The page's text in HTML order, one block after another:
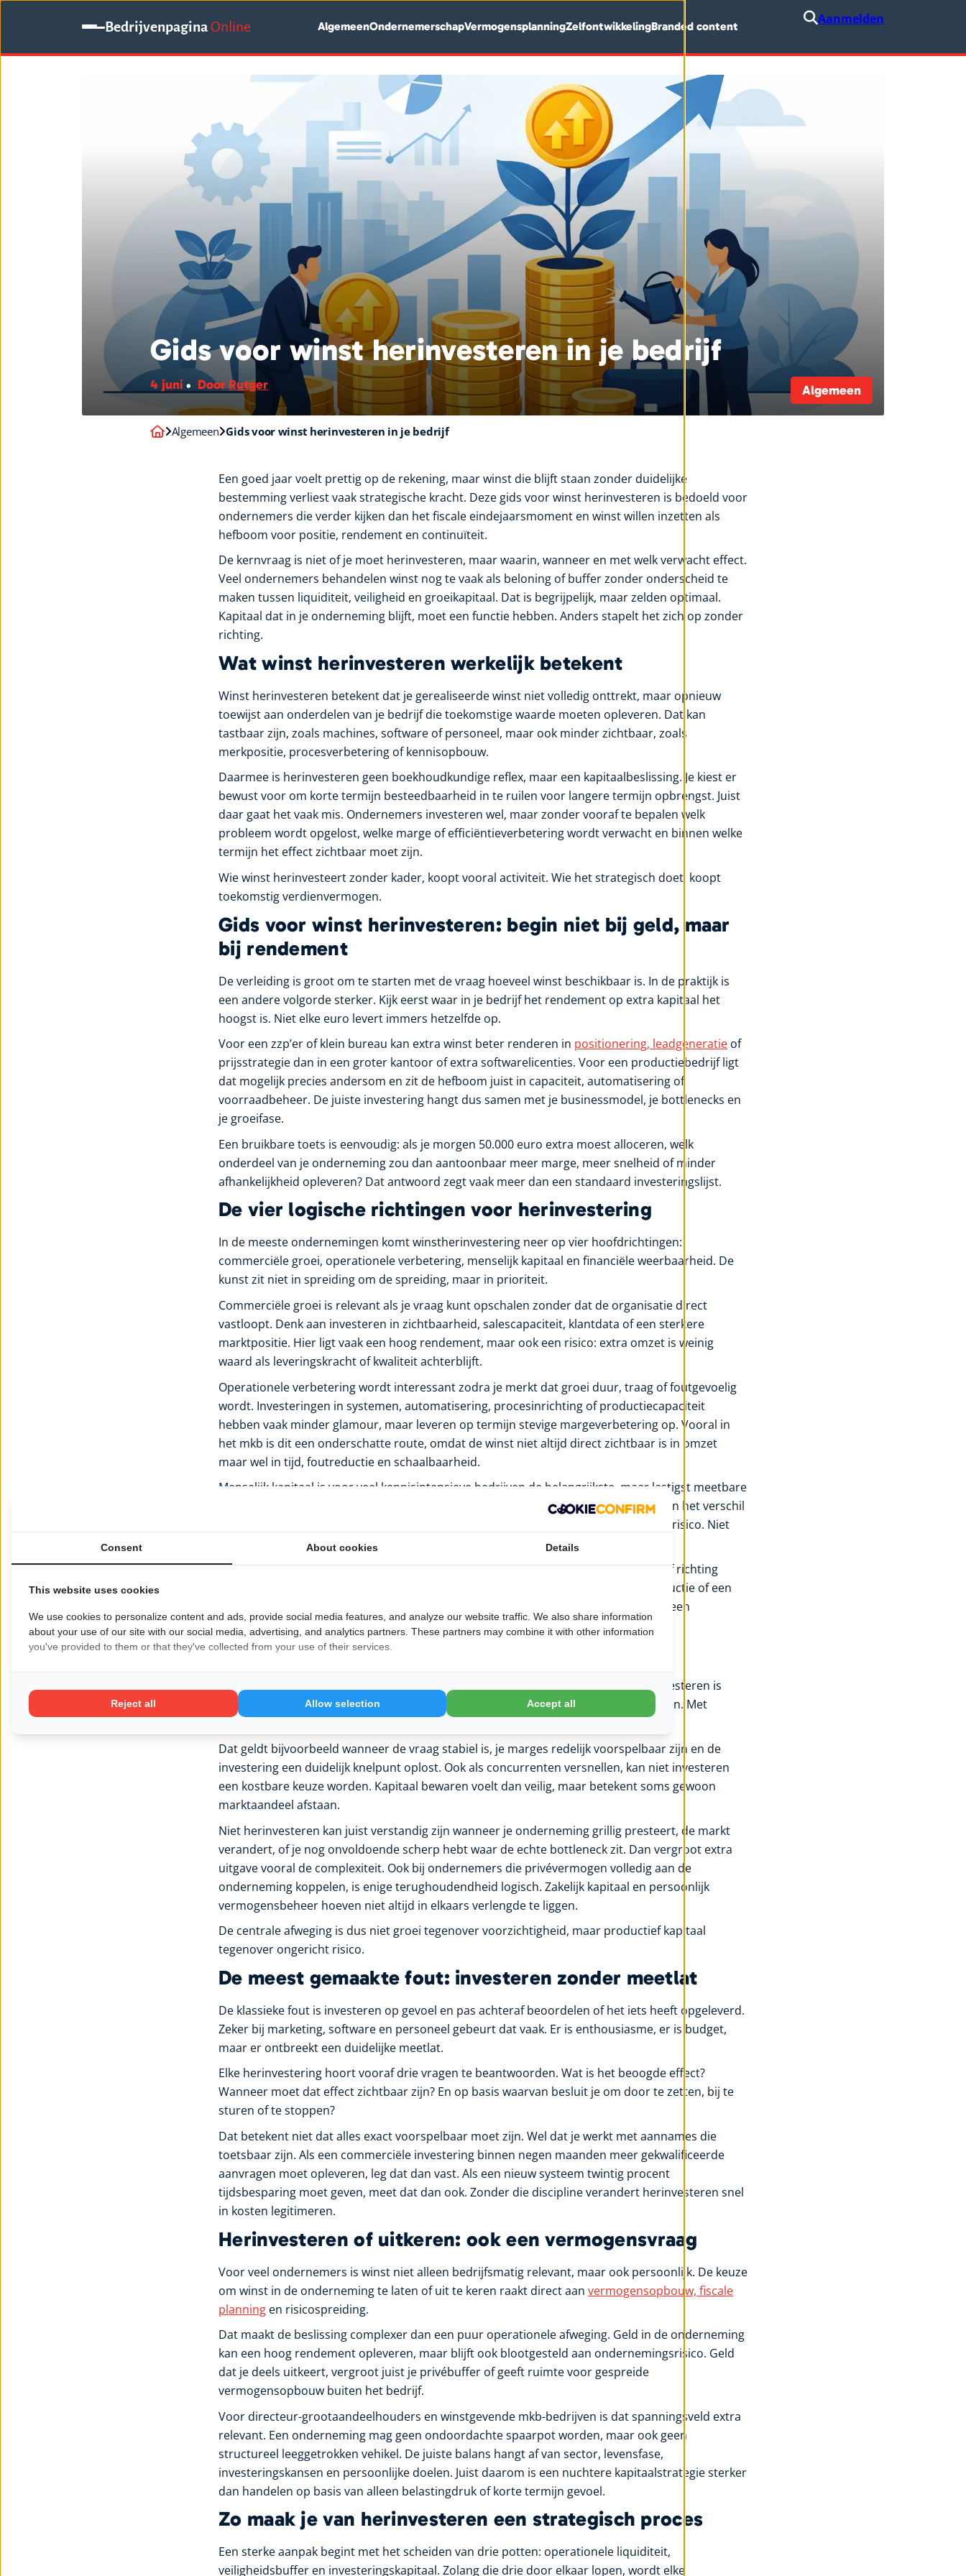
BedrijvenpaginaOnline AlgemeenOndernemerschapVermogensplanningZelfontwikkelingBranded content Aanmelden
Algemeen
Gids voor winst herinvesteren in je bedrijf
4 juni DoorRutger
Algemeen Gids voor winst herinvesteren in je bedrijf
Een goed jaar voelt prettig op de rekening, maar winst die blijft staan zonder duidelijke
bestemming verliest vaak strategische kracht. Deze gids voor winst herinvesteren is bedoeld voor
ondernemers die verder kijken dan het fiscale eindejaarsmoment en winst willen inzetten als
hefboom voor positie, rendement en continuïteit.
De kernvraag is niet of je moet herinvesteren, maar waarin, wanneer en met welk verwacht effect.
Veel ondernemers behandelen winst nog te vaak als beloning of buffer zonder onderscheid te
maken tussen liquiditeit, veiligheid en groeikapitaal. Dat is begrijpelijk, maar zelden optimaal.
Kapitaal dat in je onderneming blijft, moet een functie hebben. Anders stapelt het zich op zonder
richting.
Wat winst herinvesteren werkelijk betekent
Winst herinvesteren betekent dat je gerealiseerde winst niet volledig onttrekt, maar opnieuw
toewijst aan onderdelen van je bedrijf die toekomstige waarde moeten opleveren. Dat kan
tastbaar zijn, zoals machines, software of personeel, maar ook minder zichtbaar, zoals
merkpositie, procesverbetering of kennisopbouw.
Daarmee is herinvesteren geen boekhoudkundige reflex, maar een kapitaalbeslissing. Je kiest er
bewust voor om korte termijn besteedbaarheid in te ruilen voor langere termijn opbrengst. Juist
daar gaat het vaak mis. Ondernemers investeren wel, maar zonder vooraf te bepalen welk
probleem wordt opgelost, welke marge of efficiëntieverbetering wordt verwacht en binnen welke
termijn het effect zichtbaar moet zijn.
Wie winst herinvesteert zonder kader, koopt vooral activiteit. Wie het strategisch doet, koopt
toekomstig verdienvermogen.
Gids voor winst herinvesteren: begin niet bij geld, maar
bij rendement
De verleiding is groot om te starten met de vraag hoeveel winst beschikbaar is. In de praktijk is
een andere volgorde sterker. Kijk eerst waar in je bedrijf het rendement op extra kapitaal het
hoogst is. Niet elke euro levert immers hetzelfde op.
Voor een zzp’er of klein bureau kan extra winst beter renderen in positionering, leadgeneratie of
prijsstrategie dan in een groter kantoor of extra softwarelicenties. Voor een productiebedrijf ligt
dat mogelijk precies andersom en zit de hefboom juist in capaciteit, automatisering of
voorraadbeheer. De juiste investering hangt dus samen met je businessmodel, je bottlenecks en
je groeifase.
Een bruikbare toets is eenvoudig: als je morgen 50.000 euro extra moest alloceren, welk
onderdeel van je onderneming zou dan aantoonbaar meer marge, meer snelheid of minder
afhankelijkheid opleveren? Dat antwoord zegt vaak meer dan een standaard investeringslijst.
De vier logische richtingen voor herinvestering
In de meeste ondernemingen komt winstherinvestering neer op vier hoofdrichtingen:
commerciële groei, operationele verbetering, menselijk kapitaal en financiële weerbaarheid. De
kunst zit niet in spreiding om de spreiding, maar in prioriteit.
Commerciële groei is relevant als je vraag kunt opschalen zonder dat de organisatie direct
vastloopt. Denk aan investeren in zichtbaarheid, salescapaciteit, klantdata of een sterkere
marktpositie. Hier ligt vaak een hoog rendement, maar ook een risico: extra omzet is weinig
waard als leveringskracht of kwaliteit achterblijft.
Operationele verbetering wordt interessant zodra je merkt dat groei duur, traag of foutgevoelig
wordt. Investeringen in systemen, automatisering, procesinrichting of productiecapaciteit
hebben vaak minder glamour, maar leveren op termijn stevige margeverbetering op. Vooral in
het mkb is dit een onderschatte route, omdat de winst niet altijd direct zichtbaar is in omzet
maar wel in tijd, foutreductie en schaalbaarheid.
Menselijk kapitaal is voor veel kennisintensieve bedrijven de belangrijkste, maar lastigst meetbare
categorie. Een sterke medewerker, betere managementlaag of gerichte opleiding kan het verschil
maken tussen stilstand en versnelling. Tegelijk is dit een investering met uitvoeringsrisico. Niet
elke aanname blijkt goed, niet elke training wordt omgezet in beter resultaat.
Financiële weerbaarheid verdient een aparte plaats. Niet elke euro winst hoeft actief richting
groei. In sommige fasen is het rationeel om juist te investeren in buffers, schuldreductie of een
gezondere balans. Dat voelt minder ambitieus, maar is in een onzekere markt vaak een
krachtiger keuze dan blind expansiedrang.
Wanneer herinvesteren slim is en wanneer niet
Winst herinvesteren klinkt bijna altijd verstandig, maar dat is te simplistisch. Herinvesteren is
vooral slim als je een bewezen model hebt dat extra kapitaal efficiënt kan absorberen. Met
Dat geldt bijvoorbeeld wanneer de vraag stabiel is, je marges redelijk voorspelbaar zijn en de
investering een duidelijk knelpunt oplost. Ook als concurrenten versnellen, kan niet investeren
een kostbare keuze worden. Kapitaal bewaren voelt dan veilig, maar betekent soms gewoon
marktaandeel afstaan.
Niet herinvesteren kan juist verstandig zijn wanneer je onderneming grillig presteert, de markt
verandert, of je nog onvoldoende scherp hebt waar de echte bottleneck zit. Dan vergroot extra
uitgave vooral de complexiteit. Ook bij ondernemers die privévermogen volledig aan de
onderneming koppelen, is enige terughoudendheid logisch. Zakelijk kapitaal en persoonlijk
vermogensbeheer hoeven niet altijd in elkaars verlengde te liggen.
De centrale afweging is dus niet groei tegenover voorzichtigheid, maar productief kapitaal
tegenover ongericht risico.
De meest gemaakte fout: investeren zonder meetlat
De klassieke fout is investeren op gevoel en pas achteraf beoordelen of het iets heeft opgeleverd.
Zeker bij marketing, software en personeel gebeurt dat vaak. Er is enthousiasme, er is budget,
maar er ontbreekt een duidelijke meetlat.
Elke herinvestering hoort vooraf drie vragen te beantwoorden. Wat is het beoogde effect?
Wanneer moet dat effect zichtbaar zijn? En op basis waarvan besluit je om door te zetten, bij te
sturen of te stoppen?
Dat betekent niet dat alles exact voorspelbaar moet zijn. Wel dat je werkt met aannames die
toetsbaar zijn. Als een commerciële investering binnen negen maanden meer gekwalificeerde
aanvragen moet opleveren, leg dat dan vast. Als een nieuw systeem twintig procent
tijdsbesparing moet geven, meet dat dan ook. Zonder die discipline verandert herinvesteren snel
in kosten legitimeren.
Herinvesteren of uitkeren: ook een vermogensvraag
Voor veel ondernemers is winst niet alleen bedrijfsmatig relevant, maar ook persoonlijk. De keuze
om winst in de onderneming te laten of uit te keren raakt direct aan vermogensopbouw, fiscale
planning en risicospreiding.
Dat maakt de beslissing complexer dan een puur operationele afweging. Geld in de onderneming
kan een hoog rendement opleveren, maar blijft ook blootgesteld aan ondernemingsrisico. Geld
dat je deels uitkeert, vergroot juist je privébuffer of geeft ruimte voor gespreide
vermogensopbouw buiten het bedrijf.
Voor directeur-grootaandeelhouders en winstgevende mkb-bedrijven is dat spanningsveld extra
relevant. Een onderneming mag geen ondoordachte spaarpot worden, maar ook geen
structureel leeggetrokken vehikel. De juiste balans hangt af van sector, levensfase,
investeringskansen en persoonlijke doelen. Juist daarom is een nuchtere kapitaalstrategie sterker
dan handelen op basis van alleen belastingdruk of korte termijn gevoel.
Zo maak je van herinvesteren een strategisch proces
Een sterke aanpak begint met het scheiden van drie potten: operationele liquiditeit,
veiligheidsbuffer en investeringskapitaal. Zolang die drie door elkaar lopen, wordt elke
Consent About cookies Details
This website uses cookies
We use cookies to personalize content and ads, provide social media features, and analyze our website traffic. We also share information
about your use of our site with our social media, advertising, and analytics partners. These partners may combine it with other information
you've provided to them or that they've collected from your use of their services.
Reject all Allow selection Accept all